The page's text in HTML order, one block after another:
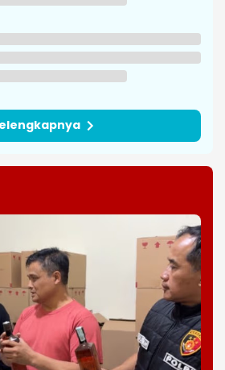
Disnaker Cimahi Turun